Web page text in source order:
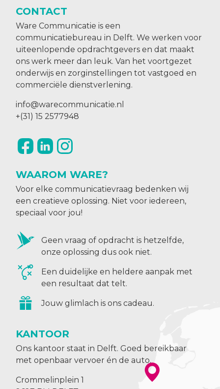
CONTACT
Ware Communicatie is een
communicatiebureau in Delft. We werken voor
uiteenlopende opdrachtgevers en dat maakt
ons werk meer dan leuk. Van het voortgezet
onderwijs en zorginstellingen tot vastgoed en
commerciële dienstverlening.
info@warecommunicatie.nl
+(31) 15 2577948
WAAROM WARE?
Voor elke communicatievraag bedenken wij
een creatieve oplossing. Niet voor iedereen,
speciaal voor jou!
Geen vraag of opdracht is hetzelfde,
onze oplossing dus ook niet.
Een duidelijke en heldere aanpak met
een resultaat dat telt.
Jouw glimlach is ons cadeau.
KANTOOR
Ons kantoor staat in Delft. Goed bereikbaar
met openbaar vervoer én de auto.
Crommelinplein 1